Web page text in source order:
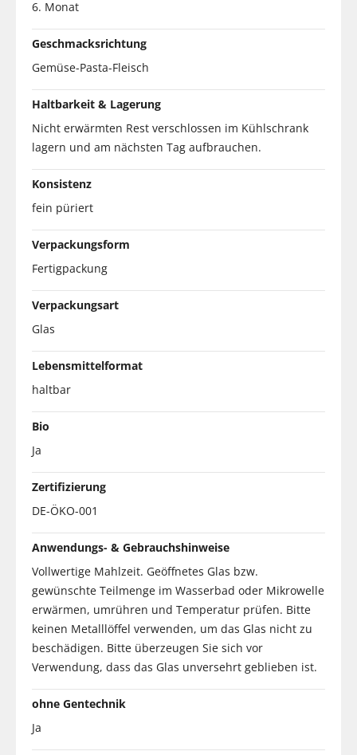
6. Monat
Geschmacksrichtung
Gemüse-Pasta-Fleisch
Haltbarkeit & Lagerung
Nicht erwärmten Rest verschlossen im Kühlschrank
lagern und am nächsten Tag aufbrauchen.
Konsistenz
fein püriert
Verpackungsform
Fertigpackung
Verpackungsart
Glas
Lebensmittelformat
haltbar
Bio
Ja
Zertifizierung
DE-ÖKO-001
Anwendungs- & Gebrauchshinweise
Vollwertige Mahlzeit. Geöffnetes Glas bzw.
gewünschte Teilmenge im Wasserbad oder Mikrowelle
erwärmen, umrühren und Temperatur prüfen. Bitte
keinen Metalllöffel verwenden, um das Glas nicht zu
beschädigen. Bitte überzeugen Sie sich vor
Verwendung, dass das Glas unversehrt geblieben ist.
ohne Gentechnik
Ja